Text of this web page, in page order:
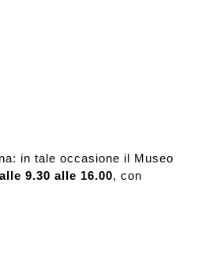
in tale occasione il Museo
9.30 alle 16.00, con